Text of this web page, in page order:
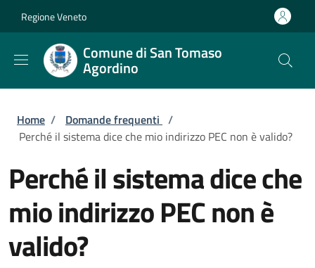
Regione Veneto
Comune di San Tomaso
Agordino
Briciole di pane
Home / Domande frequenti /
Perché il sistema dice che mio indirizzo PEC non è valido?
Perché il sistema dice che
mio indirizzo PEC non è
valido?